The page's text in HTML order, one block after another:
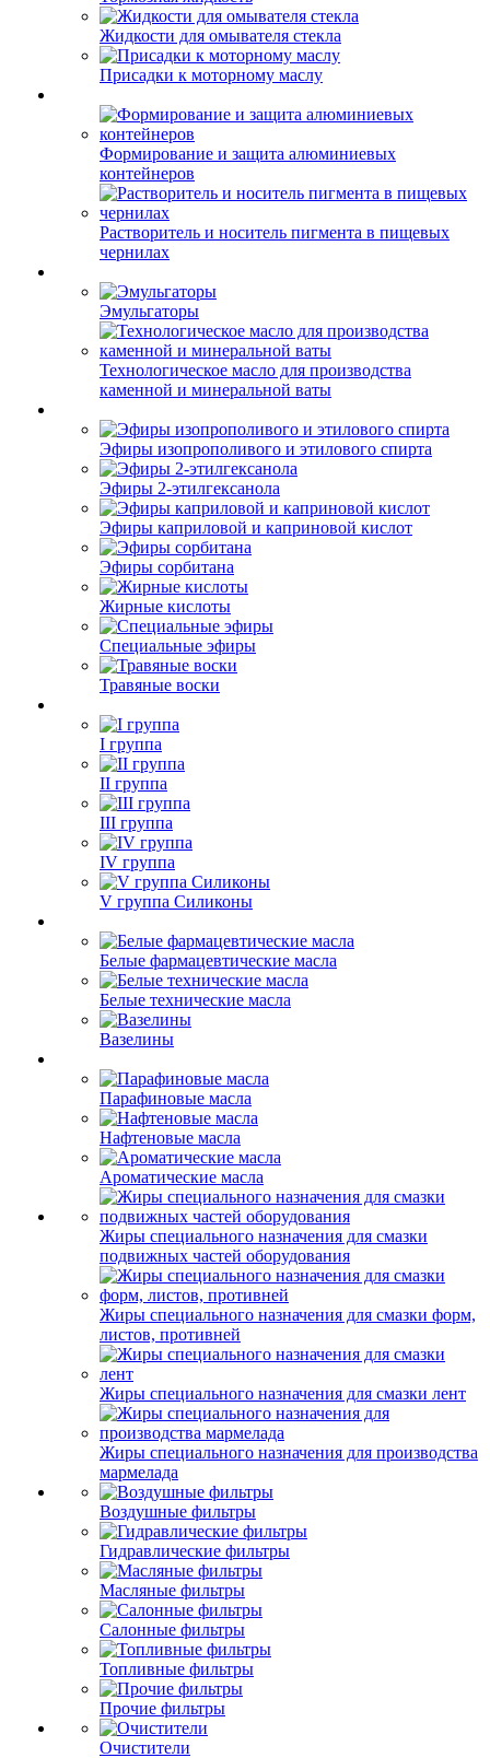
Жидкости для омывателя стекла
Присадки к моторному маслу
Формирование и защита алюминиевых
контейнеров
Растворитель и носитель пигмента в пищевых
чернилах
Эмульгаторы
Технологическое масло для производства
каменной и минеральной ваты
Эфиры изопрополивого и этилового спирта
Эфиры 2-этилгексанола
Эфиры каприловой и каприновой кислот
Эфиры сорбитана
Жирные кислоты
Специальные эфиры
Травяные воски
I группа
II группа
III группа
IV группа
V группа Силиконы
Белые фармацевтические масла
Белые технические масла
Вазелины
Парафиновые масла
Нафтеновые масла
Ароматические масла
Жиры специального назначения для смазки
подвижных частей оборудования
Жиры специального назначения для смазки форм,
листов, противней
Жиры специального назначения для смазки лент
Жиры специального назначения для производства
мармелада
Воздушные фильтры
Гидравлические фильтры
Масляные фильтры
Салонные фильтры
Топливные фильтры
Прочие фильтры
Очистители